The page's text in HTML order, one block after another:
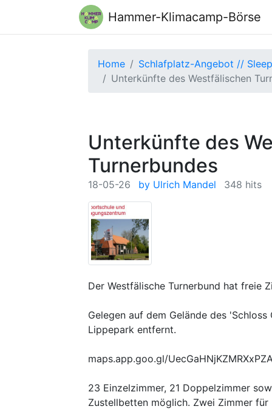
Hammer-Klimacamp-Börse
Home
Schlafplatz-Angebot //
Unterkünfte des Westfälischen
Unterkünfte des
Turnerbundes
18-05-26 by Ulrich Mandel 348 hits
Der Westfälische Turnerbund hat freie
Gelegen auf dem Gelände des
Lippepark entfernt.
maps.app.goo.gl/
23 Einzelzimmer, 21 Doppelzimmer
Zustellbetten möglich. Zwei Zimmer für